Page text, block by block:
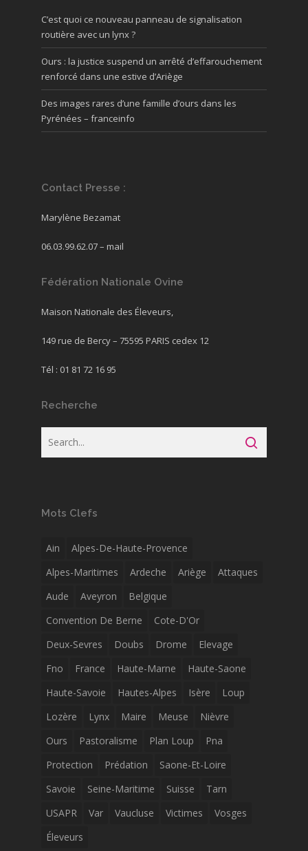
C’est quoi ce nouveau panneau de signalisation
routière avec un lynx ?
Ours : la justice suspend un arrêté d’effarouchement
renforcé dans une estive d’Ariège
Des images rares d’une famille d’ours dans les
Pyrénées – franceinfo
Contact Presse :
Marylène Bezamat
06.03.99.62.07 – mail
Fédération Nationale Ovine
Maison Nationale des Éleveurs,
149 rue de Bercy – 75595 PARIS cedex 12
Tél : 01 81 72 16 95
Recherche
Mots Clefs
Ain
Alpes-De-Haute-Provence
Alpes-Maritimes
Ardeche Ariège
Attaques
Aude
Aveyron
Belgique
Convention De Berne
Cote-D'Or
Deux-Sevres
Doubs Drome
Elevage
Fno
France Haute-Marne
Haute-Saone
Haute-Savoie
Hautes-Alpes Isère
Loup
Lozère
Lynx Maire Meuse
Nièvre
Ours
Pastoralisme Plan Loup
Pna
Protection
Prédation
Saone-Et-Loire
Savoie
Seine-Maritime Suisse
Tarn
USAPR
Var Vaucluse Victimes
Vosges
Éleveurs